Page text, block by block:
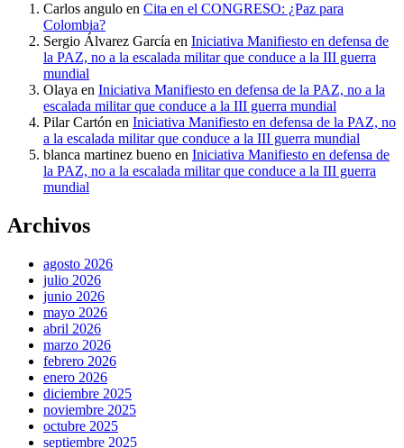
Carlos angulo en Cita en el CONGRESO: ¿Paz para
Colombia?
Sergio Álvarez García en Iniciativa Manifiesto en defensa de
la PAZ, no a la escalada militar que conduce a la III guerra
mundial
Olaya en Iniciativa Manifiesto en defensa de la PAZ, no a la
escalada militar que conduce a la III guerra mundial
Pilar Cartón en Iniciativa Manifiesto en defensa de la PAZ, no
a la escalada militar que conduce a la III guerra mundial
blanca martinez bueno en Iniciativa Manifiesto en defensa de
la PAZ, no a la escalada militar que conduce a la III guerra
mundial
Archivos
agosto 2026
julio 2026
junio 2026
mayo 2026
abril 2026
marzo 2026
febrero 2026
enero 2026
diciembre 2025
noviembre 2025
octubre 2025
septiembre 2025